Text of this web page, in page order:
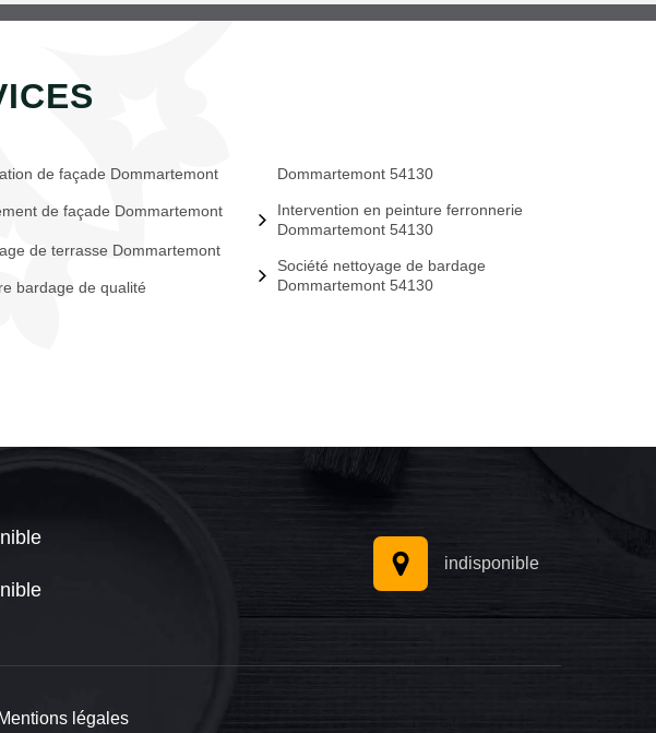
de façade Dommartemont
de façade Dommartemont
de terrasse Dommartemont
bardage de qualité
Dommartemont 54130
Intervention en peinture ferronnerie
Dommartemont 54130
Société nettoyage de bardage
Dommartemont 54130
indisponible
Mentions légales